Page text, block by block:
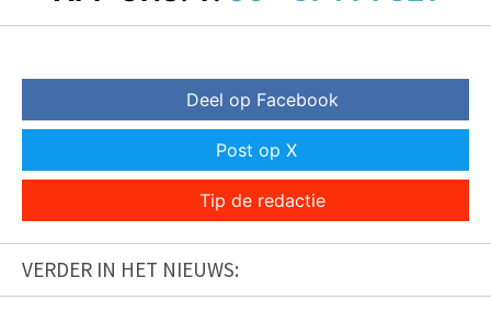
Deel op Facebook
Post op X
Tip de redactie
VERDER IN HET NIEUWS: